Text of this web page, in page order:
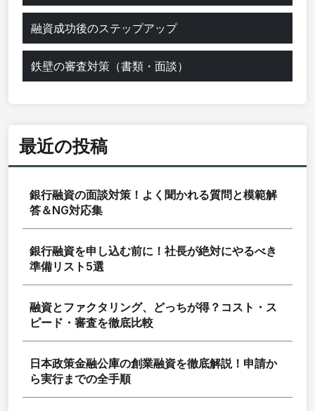
融資成功後のステップアップ
鉄壁の審査対策（書類・面談）
最近の投稿
銀行融資の面談対策！よく聞かれる質問と模範解
答＆NG対応集
銀行融資を申し込む前に！社長が絶対にやるべき
準備リスト5選
融資とファクタリング、どっちが得？コスト・ス
ピード・審査を徹底比較
日本政策金融公庫の創業融資を徹底解説！申請か
ら実行までの全手順